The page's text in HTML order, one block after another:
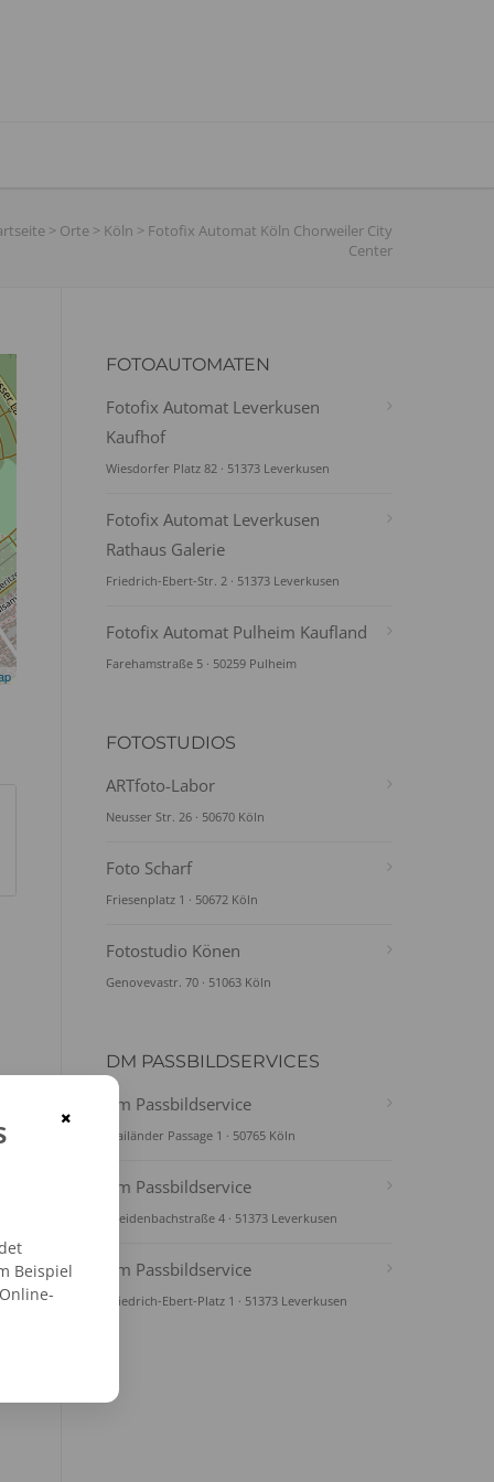
> Orte > Köln > Fotofix Automat Köln Chorweiler City
Center
FOTOAUTOMATEN
Fotofix Automat Leverkusen
Kaufhof
Wiesdorfer Platz 82 · 51373 Leverkusen
Fotofix Automat Leverkusen
Rathaus Galerie
Friedrich-Ebert-Str. 2 · 51373 Leverkusen
Fotofix Automat Pulheim Kaufland
Farehamstraße 5 · 50259 Pulheim
FOTOSTUDIOS
ARTfoto-Labor
Neusser Str. 26 · 50670 Köln
Foto Scharf
Friesenplatz 1 · 50672 Köln
Fotostudio Könen
Genovevastr. 70 · 51063 Köln
DM PASSBILDSERVICES
dm Passbildservice
Mailänder Passage 1 · 50765 Köln
dm Passbildservice
Breidenbachstraße 4 · 51373 Leverkusen
dm Passbildservice
Friedrich-Ebert-Platz 1 · 51373 Leverkusen
×
Beispiel